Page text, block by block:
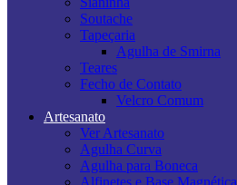
Soutache
Tapeçaria
Agulha de Smirna
Teares
Fecho de Contato
Velcro Comum
Artesanato
Ver Artesanato
Agulha Curva
Agulha para Boneca
Alfinetes e Base Magnética